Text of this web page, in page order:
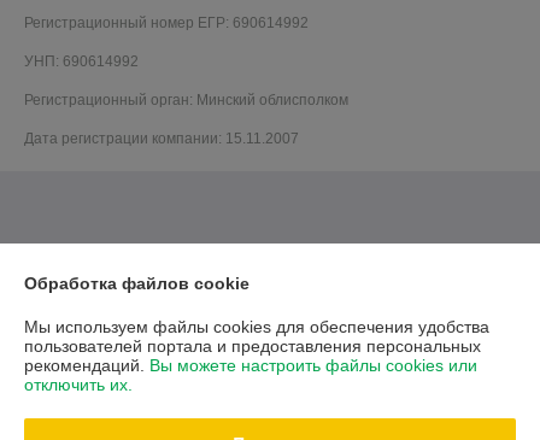
Регистрационный номер ЕГР: 690614992
УНП: 690614992
Регистрационный орган: Минский облисполком
Дата регистрации компании: 15.11.2007
Обработка файлов cookie
Мы используем файлы cookies для обеспечения удобства
пользователей портала и предоставления персональных
рекомендаций. Вы можете настроить файлы cookies или
отключить их.